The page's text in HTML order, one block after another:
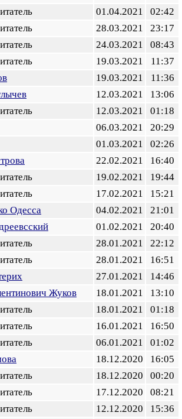
01.04.2021
02:42
28.03.2021
23:17
24.03.2021
08:43
19.03.2021
11:37
19.03.2021
11:36
12.03.2021
13:06
12.03.2021
01:18
06.03.2021
20:29
01.03.2021
02:26
22.02.2021
16:40
19.02.2021
19:44
17.02.2021
15:21
Одесса
04.02.2021
21:01
01.02.2021
20:40
28.01.2021
22:12
28.01.2021
16:51
27.01.2021
14:46
Жуков
18.01.2021
13:10
18.01.2021
01:18
16.01.2021
16:50
06.01.2021
01:02
18.12.2020
16:05
18.12.2020
00:20
17.12.2020
08:21
12.12.2020
15:36